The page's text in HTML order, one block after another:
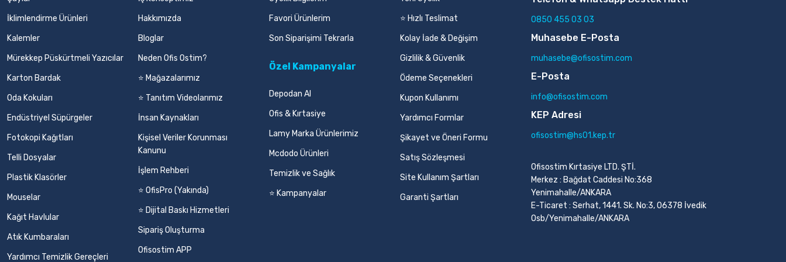
İklimlendirme Ürünleri
Kalemler
Mürekkep Püskürtmeli Yazıcılar
Karton Bardak
Oda Kokuları
Endüstriyel Süpürgeler
Fotokopi Kağıtları
Telli Dosyalar
Plastik Klasörler
Mouselar
Kağıt Havlular
Atık Kumbaraları
Yardımcı Temizlik Gereçleri
Hakkımızda
Bloglar
Neden Ofis Ostim?
⭐ Mağazalarımız
⭐ Tanıtım Videolarımız
İnsan Kaynakları
Kişisel Veriler Korunması
Kanunu
İşlem Rehberi
⭐ OfisPro (Yakında)
⭐ Dijital Baskı Hizmetleri
Sipariş Oluşturma
Ofisostim APP
Favori Ürünlerim
Son Siparişimi Tekrarla
Özel Kampanyalar
Depodan Al
Ofis & Kırtasiye
Lamy Marka Ürünlerimiz
Mcdodo Ürünleri
Temizlik ve Sağlık
⭐ Kampanyalar
⭐ Hızlı Teslimat
Kolay İade & Değişim
Gizlilik & Güvenlik
Ödeme Seçenekleri
Kupon Kullanımı
Yardımcı Formlar
Şikayet ve Öneri Formu
Satış Sözleşmesi
Site Kullanım Şartları
Garanti Şartları
0850 455 03 03
Muhasebe E-Posta
muhasebe@ofisostim.com
E-Posta
info@ofisostim.com
KEP Adresi
ofisostim@hs01.kep.tr
Ofisostim Kırtasiye LTD. ŞTİ.
Merkez : Bağdat Caddesi No:368
Yenimahalle/ANKARA
E-Ticaret : Serhat, 1441. Sk. No:3, 06378 İvedik
Osb/Yenimahalle/ANKARA